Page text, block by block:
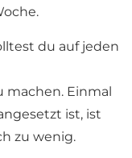
du auf jeden
machen. Einmal
ist, ist
zu wenig.